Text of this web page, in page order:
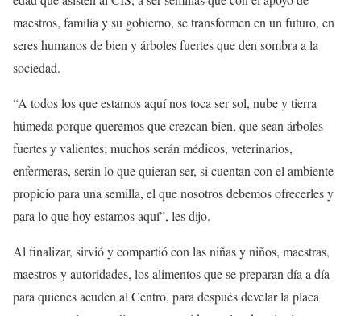
maestros, familia y su gobierno, se transformen en un futuro, en
seres humanos de bien y árboles fuertes que den sombra a la
sociedad.
“A todos los que estamos aquí nos toca ser sol, nube y tierra
húmeda porque queremos que crezcan bien, que sean árboles
fuertes y valientes; muchos serán médicos, veterinarios,
enfermeras, serán lo que quieran ser, si cuentan con el ambiente
propicio para una semilla, el que nosotros debemos ofrecerles y
para lo que hoy estamos aquí”, les dijo.
Al finalizar, sirvió y compartió con las niñas y niños, maestras,
maestros y autoridades, los alimentos que se preparan día a día
para quienes acuden al Centro, para después develar la placa